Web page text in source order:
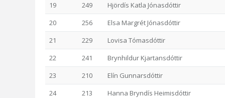
19
249
Hjördís Katla Jónasdóttir
20
256
Elsa Margrét Jónasdóttir
21
229
Lovisa Tómasdóttir
22
241
Brynhildur Kjartansdóttir
23
210
Elín Gunnarsdóttir
24
213
Hanna Bryndís Heimisdóttir